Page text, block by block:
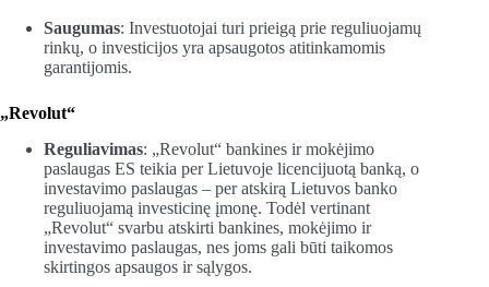
Saugumas: Investuotojai turi prieigą prie reguliuojamų
rinkų, o investicijos yra apsaugotos atitinkamomis
garantijomis.
„Revolut“
Reguliavimas: „Revolut“ bankines ir mokėjimo
paslaugas ES teikia per Lietuvoje licencijuotą banką, o
investavimo paslaugas – per atskirą Lietuvos banko
reguliuojamą investicinę įmonę. Todėl vertinant
„Revolut“ svarbu atskirti bankines, mokėjimo ir
investavimo paslaugas, nes joms gali būti taikomos
skirtingos apsaugos ir sąlygos.